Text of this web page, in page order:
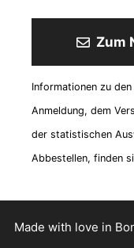
Zum
Informationen zu
Anmeldung, dem
der statistischen
Abbestellen, finden
Made with love in